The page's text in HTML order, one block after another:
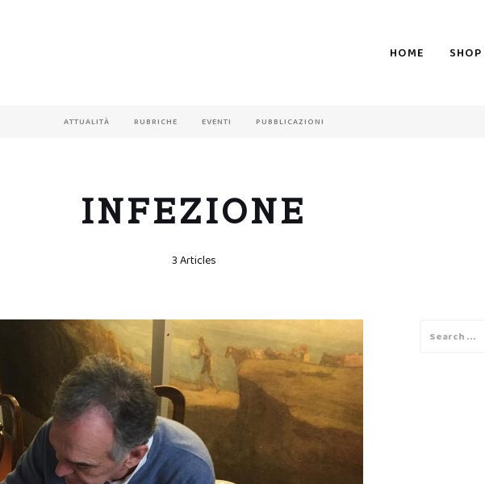
HOME SHOP
ATTUALITÀ RUBRICHE EVENTI PUBBLICAZIONI
INFEZIONE
3 Articles
for: